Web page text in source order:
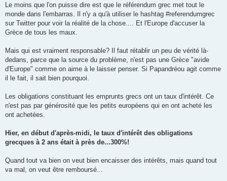
s
a
g
n
l
u
Le moins que l'on puisse dire est que le référendum grec met tout le
monde dans l'embarras. Il n'y a qu'à utiliser le hashtag #referendumgrec
sur Twitter pour voir la réalité de la chose.... Et l'Europe d'accuser la
Grèce de tous les maux.
Mais qui est vraiment responsable? Il faut rétablir un peu de vérité là-
dedans, parce que la source du problème, n'est pas une Grèce "avide
d'Europe" comme on aime à le laisser penser. Si Papandréou agit comme
il le fait, il sait bien pourquoi.
Les obligations constituant les emprunts grecs ont un taux d'intérêt. Ce
n'est pas par générosité que les petits européens qui en ont acheté les
ont achetées.
Hier, en début d'après-midi, le taux d'intérêt des obligations
grecques à 2 ans était à près de...300%!
Quand tout va bien on veut bien encaisser des intérêts, mais quand tout
va mal, on veut être remboursé...